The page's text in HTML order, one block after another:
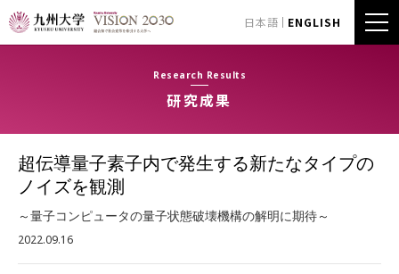
日本語 ENGLISH
Research Results
研究成果
超伝導量子素子内で発生する新たなタイプの
ノイズを観測
～量子コンピュータの量子状態破壊機構の解明に期待～
2022.09.16